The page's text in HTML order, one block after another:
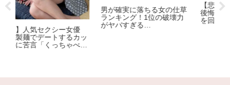
【悲報】18歳女子高生が大
後悔…大学の「一般入試」
を回避して起きた「残念す
ぎる悲劇」
【